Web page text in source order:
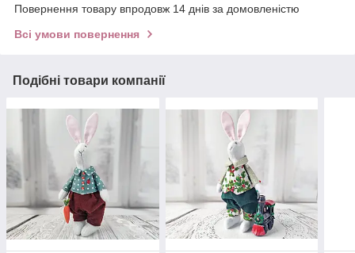
Повернення товару впродовж 14 днів за домовленістю
Всі умови повернення
Подібні товари компанії